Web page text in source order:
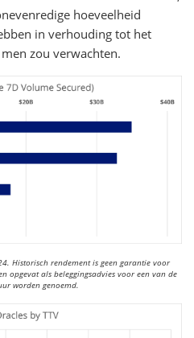
hoeveelheid
in verhouding tot het
zou verwachten.
Historisch rendement is geen garantie voor
opgevat als beleggingsadvies voor een van de
worden genoemd.